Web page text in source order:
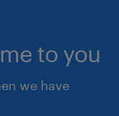
to you
we have